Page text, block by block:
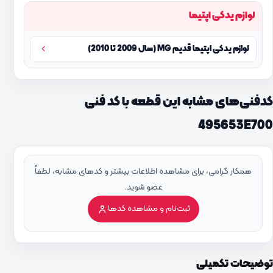
لوازم یدکی اپتیما
لوازم یدکی اپتیما قدیم MG (سال 2009 تا 2010)
کدفنی‌های مشابه این قطعه با کد فنی
495653E700
همکار گرامی، برای مشاهده اطلاعات بیشتر و کدهای مشابه، لطفاً
عضو شوید.
ثبت‌نام و مشاهده کدها
توضیحات تکمیلی